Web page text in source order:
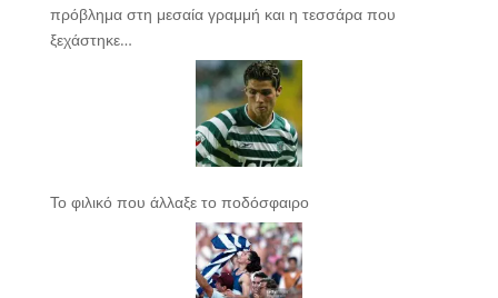
πρόβλημα στη μεσαία γραμμή και η τεσσάρα που
ξεχάστηκε…
Το φιλικό που άλλαξε το ποδόσφαιρο